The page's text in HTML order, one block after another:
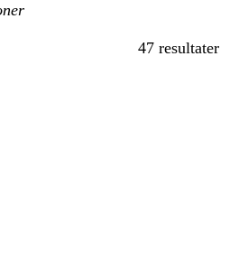
47 resultater
Filtre